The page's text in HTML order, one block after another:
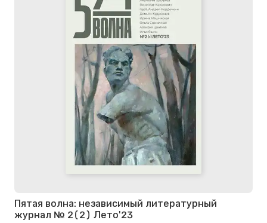
Пятая волна: независимый литературный
журнал № 2(2) Лето'23